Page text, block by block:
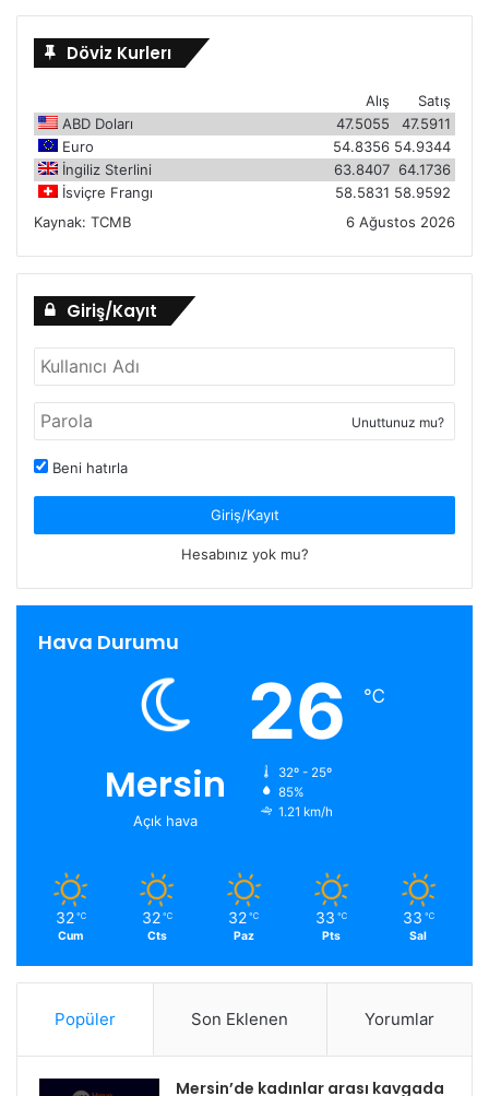
Döviz Kurlerı
Satış
Alış
ABD Doları
47.5911
47.5055
Euro
54.9344
54.8356
İngiliz Sterlini
64.1736
63.8407
İsviçre Frangı
58.9592
58.5831
Kaynak: TCMB 6 Ağustos 2026
Giriş/Kayıt
Unuttunuz mu?
Beni hatırla
Giriş/Kayıt
Hesabınız yok mu?
Hava Durumu
Mersin
Açık hava
26 ℃
32º - 25º
85%
1.21 km/h
32 ℃
Cum
32 ℃
Cts
32 ℃
Paz
33 ℃
Pts
33 ℃
Sal
Popüler Son Eklenen Yorumlar
Mersin’de kadınlar arası kavgada